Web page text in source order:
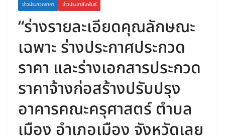
ข่าวประกวดราคา ข่าวประชาสัมพันธ์
“ร่างรายละเอียดคุณลักษณะ
เฉพาะ ร่างประกาศประกวด
ราคา และร่างเอกสารประกวด
ราคาจ้างก่อสร้างปรับปรุง
อาคารคณะครุศาสตร์ ตำบล
เมือง อำเภอเมือง จังหวัดเลย